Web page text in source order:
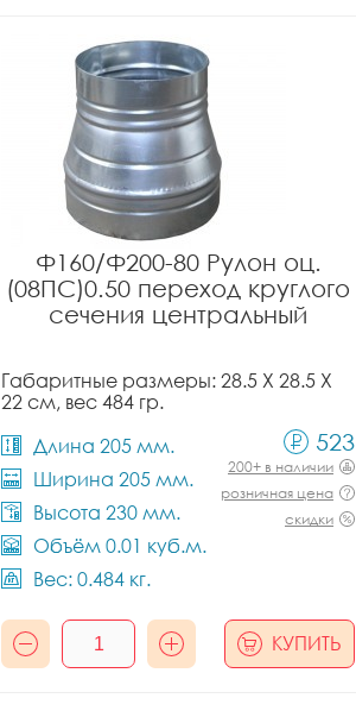
Ф160/Ф200-80 Рулон оц.
(08ПС)0.50 переход круглого
сечения центральный
Габаритные размеры: 28.5 X 28.5 X
22 см, вес 484 гр.
Длина 205 мм.
Ширина 205 мм.
Высота 230 мм.
Объём 0.01 куб.м.
Вес: 0.484 кг.
523
200+ в наличии
розничная цена
скидки
КУПИТЬ